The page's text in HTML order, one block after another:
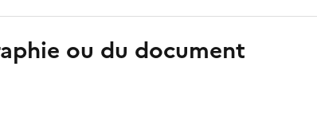
ou du document